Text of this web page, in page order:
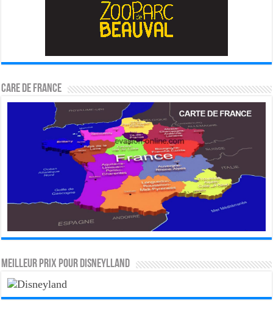
CARE DE FRANCE
MEILLEUR PRIX POUR DISNEYLLAND